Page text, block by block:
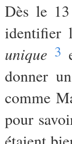
Dès le
identifier
unique 3
donner
comme
pour